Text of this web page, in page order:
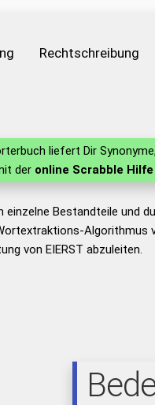
Rechtschreibung
liefert Dir
der online Scrabble Hilfe
einzelne Bestandteile und
von EIERST abzuleiten.